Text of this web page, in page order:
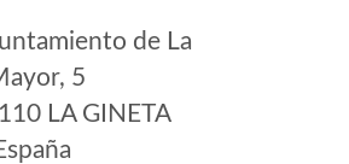
de La
5
LA GINETA